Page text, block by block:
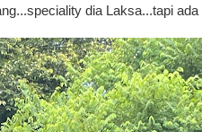
dia Laksa...tapi